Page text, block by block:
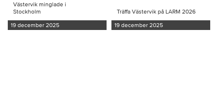
Västervik minglade i
Stockholm
19 december 2025
Träffa Västervik på LARM 2026
19 december 2025